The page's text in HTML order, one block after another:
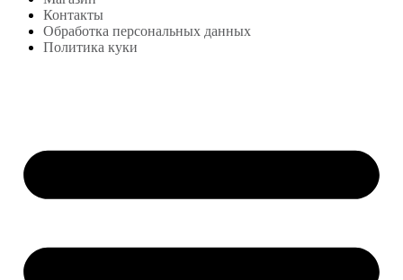
Контакты
Обработка персональных данных
Политика куки